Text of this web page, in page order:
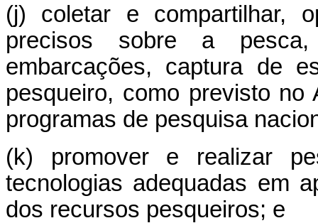
(j) coletar e compartilhar,
precisos sobre a
embarcações, captura de
pesqueiro, como previsto
programas de pesquisa
(k) promover e realizar
tecnologias adequadas em
dos recursos pesqueiros; e